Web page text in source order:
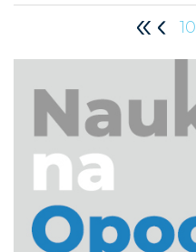
10